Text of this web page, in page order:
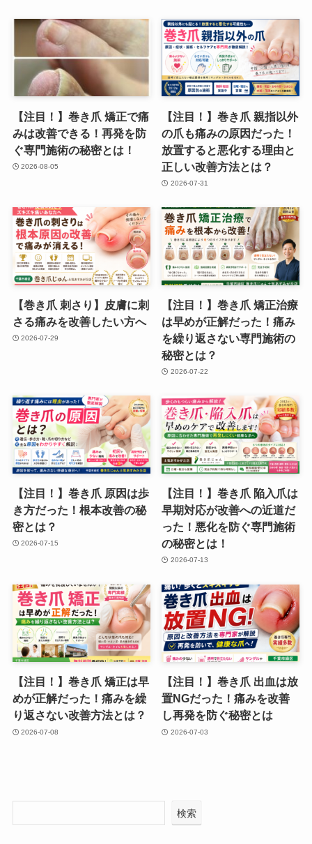
【注目！】巻き爪 矯正で痛
みは改善できる！再発を防
ぐ専門施術の秘密とは！
2026-08-05
【注目！】巻き爪 親指以外
の爪も痛みの原因だった！
放置すると悪化する理由と
正しい改善方法とは？
2026-07-31
【巻き爪 刺さり】皮膚に刺
さる痛みを改善したい方へ
2026-07-29
【注目！】巻き爪 矯正治療
は早めが正解だった！痛み
を繰り返さない専門施術の
秘密とは？
2026-07-22
【注目！】巻き爪 原因は歩
き方だった！根本改善の秘
密とは？
2026-07-15
【注目！】巻き爪 陥入爪は
早期対応が改善への近道だ
った！悪化を防ぐ専門施術
の秘密とは！
2026-07-13
【注目！】巻き爪 矯正は早
めが正解だった！痛みを繰
り返さない改善方法とは？
2026-07-08
【注目！】巻き爪 出血は放
置NGだった！痛みを改善
し再発を防ぐ秘密とは
2026-07-03
検索